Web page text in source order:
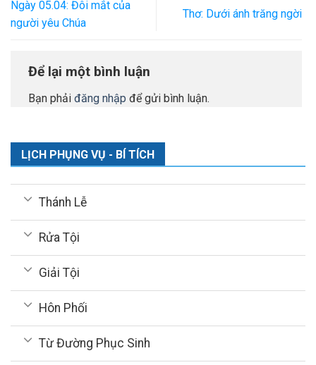
Ngày 05.04: Đôi mắt của
người yêu Chúa
Thơ: Dưới ánh trăng ngời
Để lại một bình luận
Bạn phải đăng nhập để gửi bình luận.
LỊCH PHỤNG VỤ - BÍ TÍCH
Thánh Lễ
Rửa Tội
Giải Tội
Hôn Phối
Từ Đường Phục Sinh